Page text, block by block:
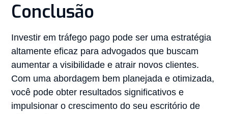
Conclusão
Investir em tráfego pago pode ser uma estratégia
altamente eficaz para advogados que buscam
aumentar a visibilidade e atrair novos clientes.
Com uma abordagem bem planejada e otimizada,
você pode obter resultados significativos e
impulsionar o crescimento do seu escritório de